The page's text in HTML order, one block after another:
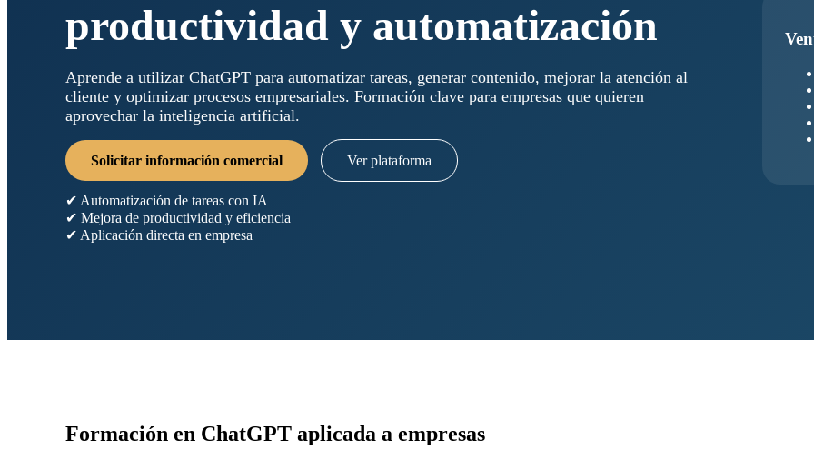
productividad y automatización
Aprende a utilizar ChatGPT para automatizar tareas, generar contenido, mejorar la atención al
cliente y optimizar procesos empresariales. Formación clave para empresas que quieren
aprovechar la inteligencia artificial.
Solicitar información comercial Ver plataforma
✔ Automatización de tareas con IA
✔ Mejora de productividad y eficiencia
✔ Aplicación directa en empresa
Formación en ChatGPT aplicada a empresas